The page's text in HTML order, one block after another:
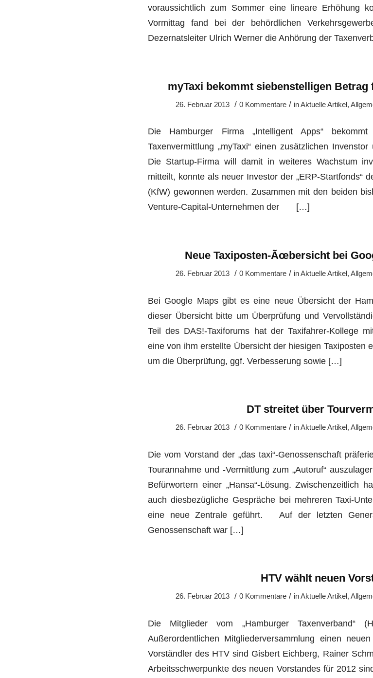
voraussichtlich zum Sommer eine lineare Erhöhung
Vormittag fand bei der behördlichen
Dezernatsleiter Ulrich Werner die Anhörung der
myTaxi bekommt siebenstelligen Betrag
26. Februar 2013 / 0 Kommentare / inAktuelle Artikel ,
Die Hamburger Firma „Intelligent Apps“
Taxenvermittlung „myTaxi“ einen zusätzlichen
Die Startup-Firma will damit in weiteres Wachstum
mitteilt, konnte als neuer Investor der „ERP-Startfonds“
(KfW) gewonnen werden. Zusammen mit den beiden
Venture-Capital-Unternehmen der […]
Neue Taxiposten-Ãœbersicht bei
26. Februar 2013 / 0 Kommentare / inAktuelle Artikel ,
Bei Google Maps gibt es eine neue Übersicht der
dieser Übersicht bitte um Überprüfung und
Teil des DAS!-Taxiforums hat der Taxifahrer-Kollege
eine von ihm erstellte Übersicht der hiesigen Taxiposten
um die Überprüfung, ggf. Verbesserung sowie […]
DT streitet über
26. Februar 2013 / 0 Kommentare / inAktuelle Artikel ,
Die vom Vorstand der „das taxi“-Genossenschaft
Tourannahme und -Vermittlung zum „Autoruf“
Befürwortern einer „Hansa“-Lösung. Zwischenzeitlich
auch diesbezügliche Gespräche bei mehreren Taxi-
eine neue Zentrale geführt. Auf der letzten
Genossenschaft war […]
HTV wählt neuen
26. Februar 2013 / 0 Kommentare / inAktuelle Artikel ,
Die Mitglieder vom „Hamburger Taxenverband“
Außerordentlichen Mitgliederversammlung einen
Vorständler des HTV sind Gisbert Eichberg, Rainer
Arbeitsschwerpunkte des neuen Vorstandes für 2012